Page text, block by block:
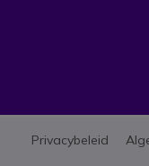
Privacybeleid